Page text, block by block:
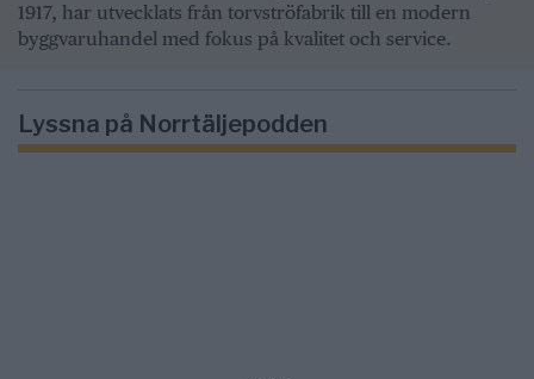
1917, har utvecklats från torvströfabrik till en modern
byggvaruhandel med fokus på kvalitet och service.
Lyssna på Norrtäljepodden